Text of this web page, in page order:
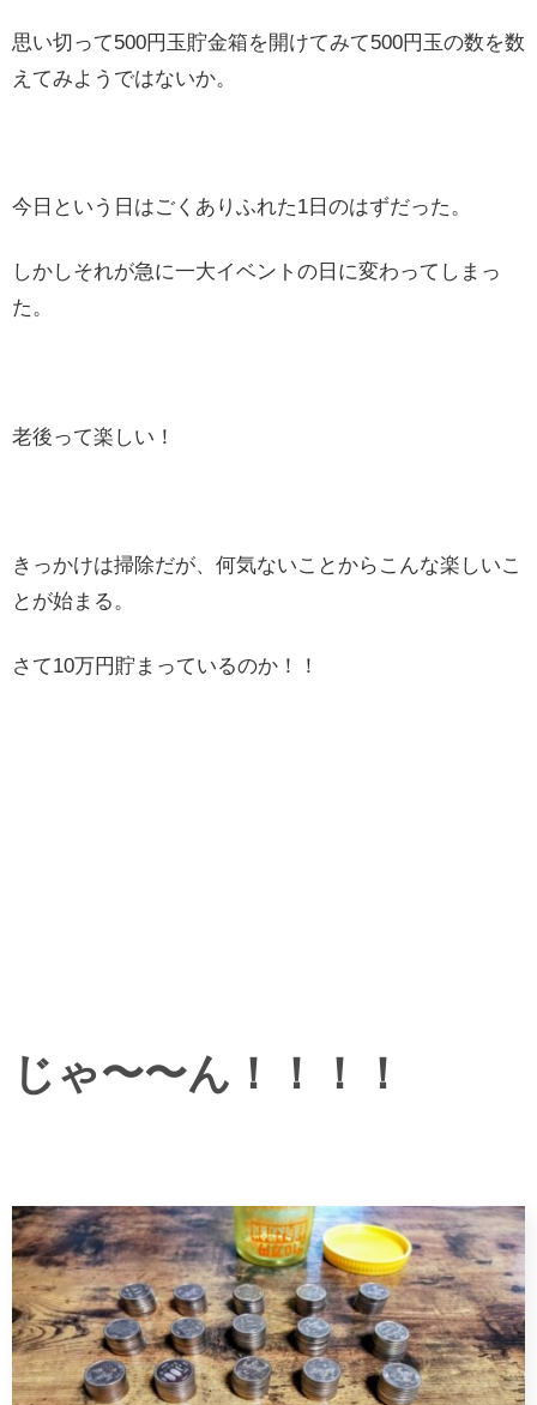
思い切って500円玉貯金箱を開けてみて500円玉の数を数
えてみようではないか。
今日という日はごくありふれた1日のはずだった。
しかしそれが急に一大イベントの日に変わってしまっ
た。
老後って楽しい！
きっかけは掃除だが、何気ないことからこんな楽しいこ
とが始まる。
さて10万円貯まっているのか！！
じゃ〜〜ん！！！！